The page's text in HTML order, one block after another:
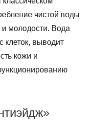
чистой воды
и молодости. Вода
клеток, выводит
кожи и